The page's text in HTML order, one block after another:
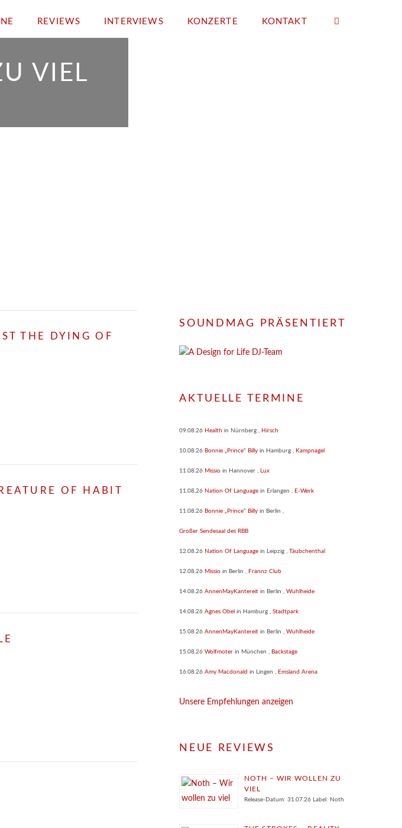
REVIEWS INTERVIEWS KONZERTE KONTAKT
VIEL
THE DYING OF
OF HABIT
SOUNDMAG PRÄSENTIERT
AKTUELLE TERMINE
09.08.26 Health in Nürnberg , Hirsch
10.08.26 Bonnie „Prince“ Billy in Hamburg , Kampnagel
11.08.26 Missio in Hannover , Lux
11.08.26 Nation Of Language in Erlangen , E-Werk
11.08.26 Bonnie „Prince“ Billy in Berlin ,
Großer Sendesaal des RBB
12.08.26 Nation Of Language in Leipzig , Täubchenthal
12.08.26 Missio in Berlin , Frannz Club
14.08.26AnnenMayKantereit in Berlin , Wuhlheide
14.08.26Agnes Obel in Hamburg , Stadtpark
15.08.26AnnenMayKantereit in Berlin , Wuhlheide
15.08.26Wolfmoter in München , Backstage
16.08.26Amy Macdonald in Lingen , Emsland Arena
Unsere Empfehlungen anzeigen
NEUE REVIEWS
NOTH – WIR WOLLEN ZU
VIEL
Release-Datum: 31.07.26 Label: Noth